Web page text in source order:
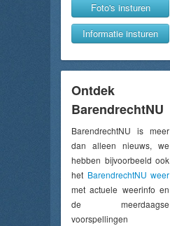
Foto's insturen
Informatie insturen
Ontdek
BarendrechtNU
BarendrechtNU is meer
dan alleen nieuws, we
hebben bijvoorbeeld ook
het BarendrechtNU weer
met actuele weerinfo en
de meerdaagse
voorspellingen